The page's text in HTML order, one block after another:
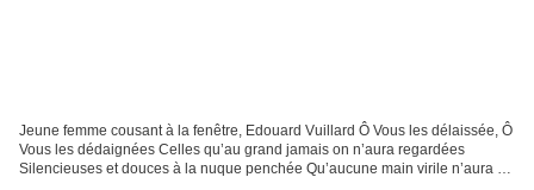
Jeune femme cousant à la fenêtre, Edouard Vuillard Ô Vous les délaissée, Ô
Vous les dédaignées Celles qu’au grand jamais on n’aura regardées
Silencieuses et douces à la nuque penchée Qu’aucune main virile n’aura su